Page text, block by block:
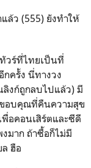
ล้ว (555) ยังทำให้
วร์ที่ไทยเป็นที่
ครั้ง นี่ทางวง
ลิงก์ถูกลบไปแล้ว) มี
ขอบคุณที่คืนความสุข
พื่อคอนเสิร์ตและซีดี
งมาก ถ้าซื้อก็ไม่มี
ฮือ